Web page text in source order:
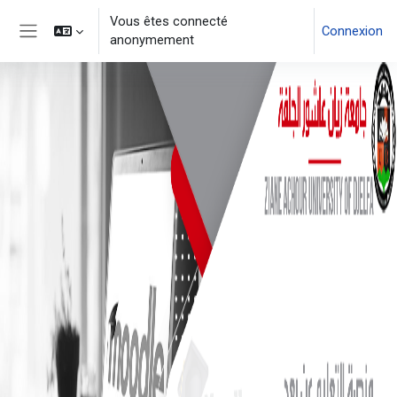
Panneau latéral
Vous êtes connecté
anonymement
Connexion